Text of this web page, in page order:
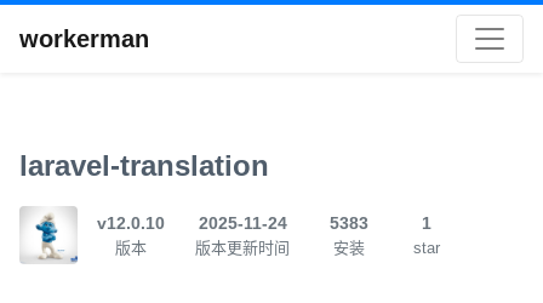
workerman
laravel-translation
v12.0.10
版本
2025-11-24
版本更新时间
5383
安装
1
star